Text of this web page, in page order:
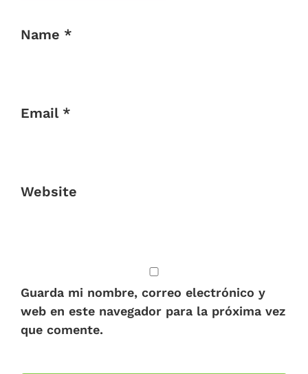
Name *
Email *
Website
Guarda mi nombre, correo electrónico y
web en este navegador para la próxima vez
que comente.